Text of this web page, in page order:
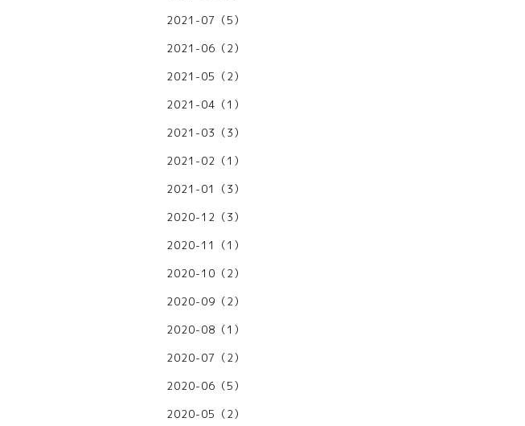
2021-07（5）
2021-06（2）
2021-05（2）
2021-04（1）
2021-03（3）
2021-02（1）
2021-01（3）
2020-12（3）
2020-11（1）
2020-10（2）
2020-09（2）
2020-08（1）
2020-07（2）
2020-06（5）
2020-05（2）